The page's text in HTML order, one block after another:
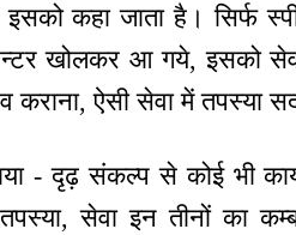
इसको कहा जाता है।
खोलकर आ गये, इसको
कराना, ऐसी सेवा में तपस्या
- दृढ़ संकल्प से कोई भी
सेवा इन तीनों का